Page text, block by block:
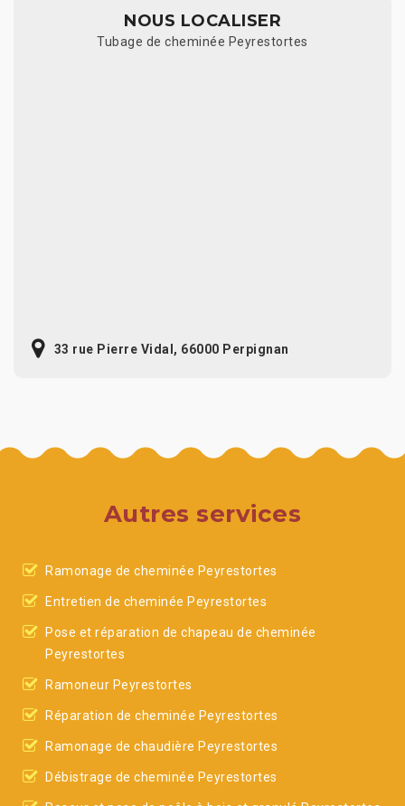
NOUS LOCALISER
Tubage de cheminée Peyrestortes
33 rue Pierre Vidal, 66000 Perpignan
Autres services
Ramonage de cheminée Peyrestortes
Entretien de cheminée Peyrestortes
Pose et réparation de chapeau de cheminée
Peyrestortes
Ramoneur Peyrestortes
Réparation de cheminée Peyrestortes
Ramonage de chaudière Peyrestortes
Débistrage de cheminée Peyrestortes